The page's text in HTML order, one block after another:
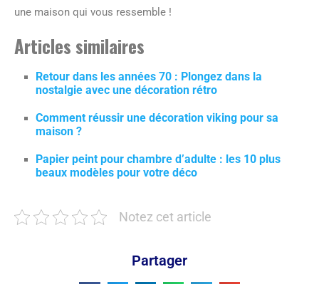
une maison qui vous ressemble !
Articles similaires
Retour dans les années 70 : Plongez dans la
nostalgie avec une décoration rétro
Comment réussir une décoration viking pour sa
maison ?
Papier peint pour chambre d’adulte : les 10 plus
beaux modèles pour votre déco
Notez cet article
Partager